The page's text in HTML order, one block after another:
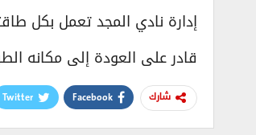
إدارة نادي المجد تعمل بكل
قادر على العودة إلى مكانه
شارك Facebook
Twitter